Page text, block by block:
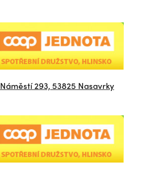
Náměstí 293, 53825 Nasavrky